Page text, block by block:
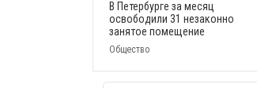
В Петербурге за месяц
освободили 31 незаконно
занятое помещение
Общество